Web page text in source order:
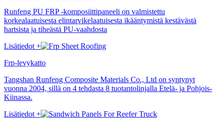
Runfeng PU FRP -komposiittipaneeli on valmistettu
korkealaatuisesta elintarvikelaatuisesta ikääntymistä kestävästä
hartsista ja tiheästä PU-vaahdosta
Lisätiedot +
Frp-levykatto
Tangshan Runfeng Composite Materials Co., Ltd on syntynyt
vuonna 2004, sillä on 4 tehdasta 8 tuotantolinjalla Etelä- ja Pohjois-
Kiinassa.
Lisätiedot +